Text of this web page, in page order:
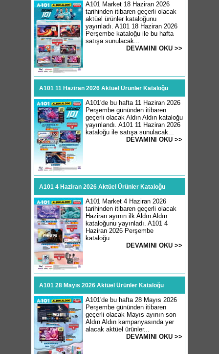
A101 Market 18 Haziran 2026
tarihinden itibaren geçerli olacak
aktüel ürünler kataloğunu
yayınladı. A101 18 Haziran 2026
Perşembe kataloğu ile bu hafta
satışa sunulacak...
DEVAMINI OKU >>
A101 11 Haziran 2026 Aktüel Ürünler Kataloğu
A101'de bu hafta 11 Haziran 2026
Perşembe gününden itibaren
geçerli olacak Aldın Aldın kataloğu
yayınlandı. A101 11 Haziran 2026
kataloğu ile satışa sunulacak...
DEVAMINI OKU >>
A101 4 Haziran 2026 Aktüel Ürünler Kataloğu
A101 Market 4 Haziran 2026
tarihinden itibaren geçerli olacak
Haziran ayının ilk Aldın Aldın
kataloğunu yayınladı. A101 4
Haziran 2026 Perşembe
kataloğu...
DEVAMINI OKU >>
A101 28 Mayıs 2026 Aktüel Ürünler Kataloğu
A101'de bu hafta 28 Mayıs 2026
Perşembe gününden itibaren
geçerli olacak Mayıs ayının son
Aldın Aldın kampanyasında yer
alacak aktüel ürünler...
DEVAMINI OKU >>